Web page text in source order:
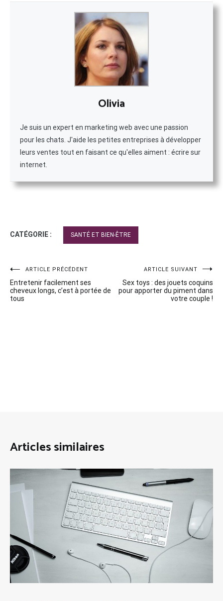
Olivia
Je suis un expert en marketing web avec une passion
pour les chats. J'aide les petites entreprises à développer
leurs ventes tout en faisant ce qu'elles aiment : écrire sur
internet.
CATÉGORIE : SANTÉ ET BIEN-ÊTRE
Navigation
de
ARTICLE PRÉCÉDENT
Entretenir facilement ses
cheveux longs, c’est à portée de
tous
ARTICLE SUIVANT
Sex toys : des jouets coquins
pour apporter du piment dans
votre couple !
Articles similaires